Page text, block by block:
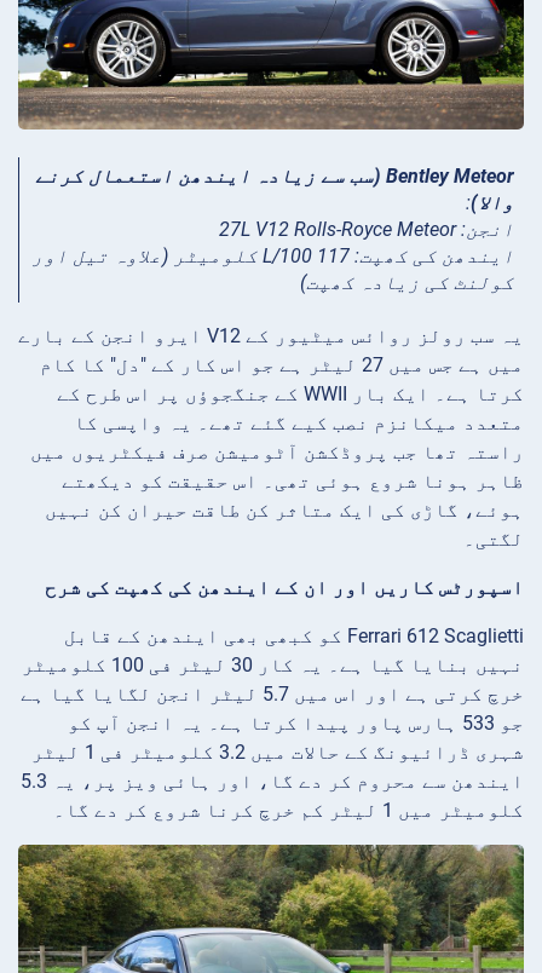
Bentley Meteor (سب سے زیادہ ایندھن استعمال کرنے
والا):
انجن: 27L V12 Rolls-Royce Meteor
ایندھن کی کھپت: 117 L/100 کلومیٹر (علاوہ تیل اور
کولنٹ کی زیادہ کھپت)
یہ سب رولز روائس میٹیور کے V12 ایرو انجن کے بارے
میں ہے جس میں 27 لیٹر ہے جو اس کار کے "دل" کا کام
کرتا ہے۔ ایک بار WWII کے جنگجوؤں پر اس طرح کے
متعدد میکانزم نصب کیے گئے تھے۔ یہ واپسی کا
راستہ تھا جب پروڈکشن آٹومیشن صرف فیکٹریوں میں
ظاہر ہونا شروع ہوئی تھی۔ اس حقیقت کو دیکھتے
ہوئے، گاڑی کی ایک متاثر کن طاقت حیران کن نہیں
لگتی۔
اسپورٹس کاریں اور ان کے ایندھن کی کھپت کی شرح
Ferrari 612 Scaglietti کو کبھی بھی ایندھن کے قابل
نہیں بنایا گیا ہے۔ یہ کار 30 لیٹر فی 100 کلومیٹر
خرچ کرتی ہے اور اس میں 5.7 لیٹر انجن لگایا گیا ہے
جو 533 ہارس پاور پیدا کرتا ہے۔ یہ انجن آپ کو
شہری ڈرائیونگ کے حالات میں 3.2 کلومیٹر فی 1 لیٹر
ایندھن سے محروم کر دے گا، اور ہائی ویز پر، یہ 5.3
کلومیٹر میں 1 لیٹر کم خرچ کرنا شروع کر دے گا۔